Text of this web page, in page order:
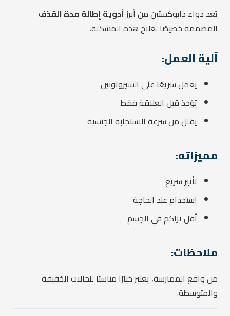
يُعد دواء دابوكستين من أبرز أدوية إطالة مدة القذف
المصممة خصيصًا لعلاج هذه المشكلة.
آلية العمل:
يعمل سريعًا على السيروتونين
يُؤخذ قبل العلاقة فقط
يقلل من سرعة الاستجابة الجنسية
مميزاته:
تأثير سريع
استخدام عند الحاجة
أقل تراكم في الجسم
ملاحظات:
من واقع الممارسة، يعتبر خيارًا مناسبًا للحالات الخفيفة
والمتوسطة.